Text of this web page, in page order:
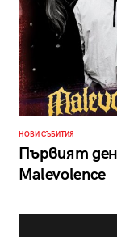
НОВИ СЪБИТИЯ
Първият ден
Malevolence